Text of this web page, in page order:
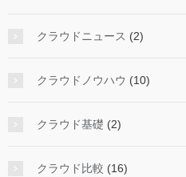
クラウドニュース (2)
クラウドノウハウ (10)
クラウド基礎 (2)
クラウド比較 (16)